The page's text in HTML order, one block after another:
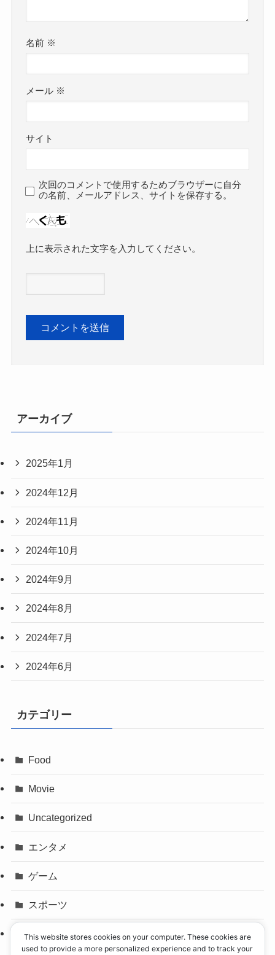
名前 ※
メール ※
サイト
次回のコメントで使用するためブラウザーに自分
の名前、メールアドレス、サイトを保存する。
上に表示された文字を入力してください。
アーカイブ
2025年1月
2024年12月
2024年11月
2024年10月
2024年9月
2024年8月
2024年7月
2024年6月
カテゴリー
Food
Movie
Uncategorized
エンタメ
ゲーム
スポーツ
パリオリンピック
This website stores cookies on your computer. These cookies are
used to provide a more personalized experience and to track your